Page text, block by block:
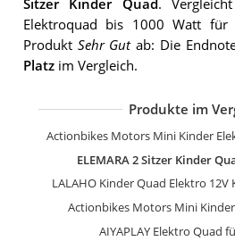
Sitzer Kinder Quad.
Elektroquad bis 1000 Watt für
Produkt Sehr Gutab: Die
Platzim Vergleich.
Produkte im
ELEMARA 2 Sitzer Kinder
LALAHO Kinder Quad Elektro 12V
AIYAPLAY Elektro Quad